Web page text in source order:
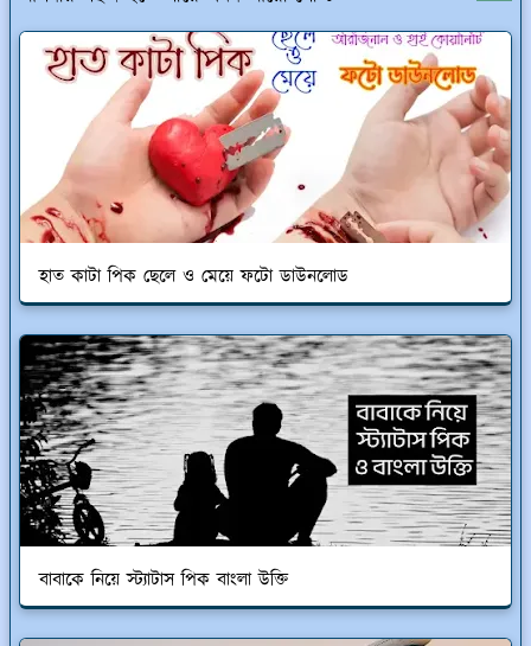
হাত কাটা পিক ছেলে ও মেয়ে ফটো ডাউনলোড
বাবাকে নিয়ে স্ট্যাটাস পিক বাংলা উক্তি